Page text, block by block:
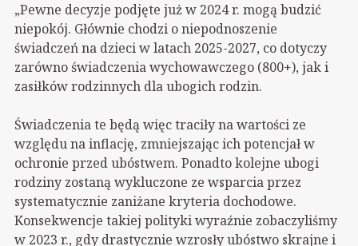
„Pewne decyzje podjęte już w 2024 r. mogą budzić
niepokój. Głównie chodzi o niepodnoszenie
świadczeń na dzieci w latach 2025-2027, co dotyczy
zarówno świadczenia wychowawczego (800+), jak i
zasiłków rodzinnych dla ubogich rodzin.
Świadczenia te będą więc traciły na wartości ze
względu na inflację, zmniejszając ich potencjał w
ochronie przed ubóstwem. Ponadto kolejne ubogi
rodziny zostaną wykluczone ze wsparcia przez
systematycznie zaniżane kryteria dochodowe.
Konsekwencje takiej polityki wyraźnie zobaczyliśmy
w 2023 r., gdy drastycznie wzrosły ubóstwo skrajne i